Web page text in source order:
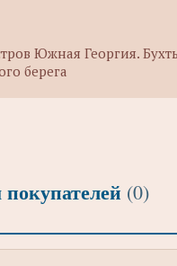
Южная Георгия.
берега
(0)